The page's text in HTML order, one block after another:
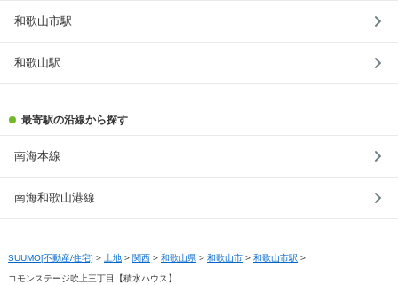
和歌山市駅
和歌山駅
最寄駅の沿線から探す
南海本線
南海和歌山港線
SUUMO[不動産/住宅] > 土地 > 関西 > 和歌山県 > 和歌山市 > 和歌山市駅 >
コモンステージ吹上三丁目【積水ハウス】